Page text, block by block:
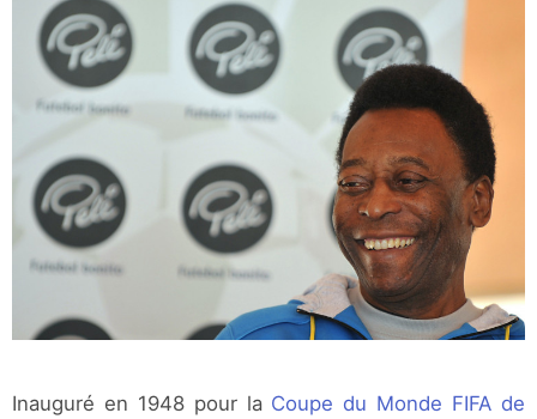
Inauguré en 1948 pour la Coupe du Monde FIFA de